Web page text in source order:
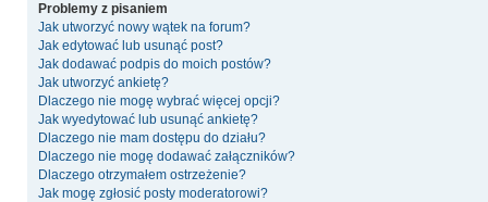
Problemy z pisaniem
Jak utworzyć nowy wątek na forum?
Jak edytować lub usunąć post?
Jak dodawać podpis do moich postów?
Jak utworzyć ankietę?
Dlaczego nie mogę wybrać więcej opcji?
Jak wyedytować lub usunąć ankietę?
Dlaczego nie mam dostępu do działu?
Dlaczego nie mogę dodawać załączników?
Dlaczego otrzymałem ostrzeżenie?
Jak mogę zgłosić posty moderatorowi?